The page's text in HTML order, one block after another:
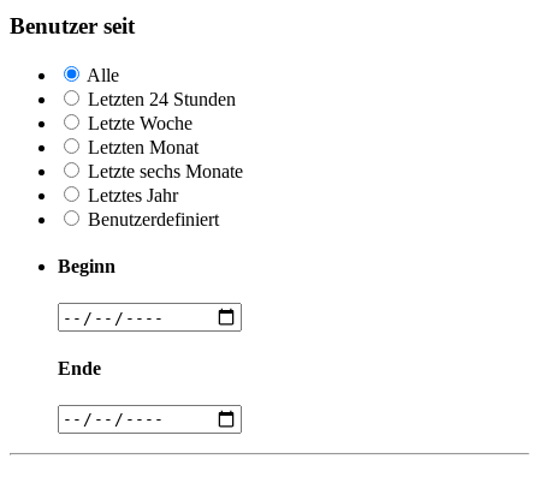
Benutzer seit
Alle
Letzten 24 Stunden
Letzte Woche
Letzten Monat
Letzte sechs Monate
Letztes Jahr
Benutzerdefiniert
Beginn
Ende